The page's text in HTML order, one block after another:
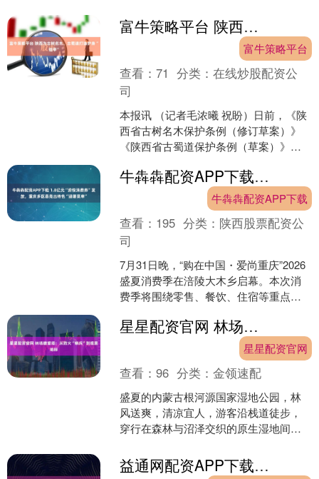
全国一线快递从业人员.... 富牛策略平台 陕西为古树名木、古蜀道打造护身“铠甲”
富牛策略平台
查看：71 分类：在线炒股配资公
司
本报讯 （记者毛浓曦 祝盼）日前，《陕
西省古树名木保护条例（修订草案）》
《陕西省古蜀道保护条例（草案）》提
第二十四次会议审议，....
牛犇犇配资APP下载 1.8亿元“渝悦消费券”发放，重庆多区县亮出特色“避暑菜单”
牛犇犇配资APP下载
查看： 195 分类： 陕西股票配资公
司
7月31日晚，“购在中国・爱尚重庆”2026
盛夏消费季在涪陵大木乡启幕。本次消
费季将围绕零售、餐饮、住宿等重点消
券”。这些消....
星星配资官网 林场瞭望塔：从防火“哨兵”到观景地标
星星配资官网
查看：96 分类：金领速配
盛夏的内蒙古根河源国家湿地公园，林
风送爽，清凉宜人，游客沿栈道徒步，
穿行在森林与沼泽交织的原生湿地间，
光。 湿地公园所在地，原是....益通网配资APP下载 “静新益家”大篷车七月再升级：多站点配送送清凉，应急科普阵地落地生根